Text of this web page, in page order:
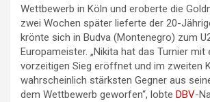
Wettbewerb in Köln und eroberte die
zwei Wochen später lieferte der 20-
krönte sich in Budva (Montenegro) zum
Europameister. „Nikita hat das Turnier mit
vorzeitigen Sieg eröffnet und im zweiten
wahrscheinlich stärksten Gegner aus
dem Wettbewerb geworfen“, lobte DBV-